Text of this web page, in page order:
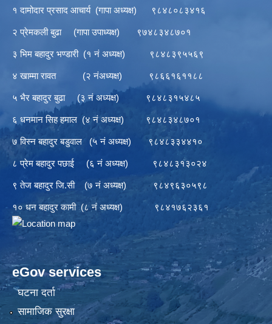
१ दामोदार प्रसाद आचार्य (गापा अध्यक्ष) ९८४८०८३४१६
२ प्रेमकली बुढा (गापा उपाध्यक्ष) ९७४८३४८७०१
३ भिम बहादुर भण्डारी (१ नं अध्यक्ष) ९८४८३९५५६९
४ खाम्मा रावत (२ नंअध्यक्ष) ९८६६१६११८८
५ भैर बहादुर बुढा (३ नं अध्यक्ष) ९८४८३१५४८५
६ धनमान सिह हमाल (४ नं अध्यक्ष) ९८४८३४८७०१
७ विस्न बहादुर बडुवाल (५ नं अध्यक्ष) ९८४८३३४४१०
८ प्रेम बहादुर पछाई (६ नं अध्यक्ष) ९८४८३१३०२४
९ तेज बहादुर जि.सी (७ नं अध्यक्ष) ९८४९६३०५९८
१० धन बहादुर कामी (८ नं अध्यक्ष) ९८४१७६२३६१
eGov services
घटना दर्ता
सामाजिक सुरक्षा